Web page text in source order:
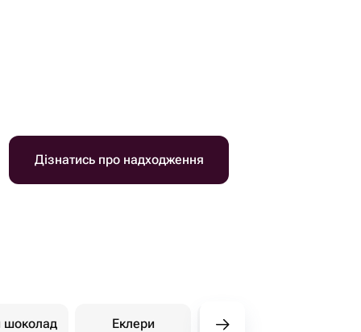
Дізнатись про надходження
шоколад Еклери Східні солодощі